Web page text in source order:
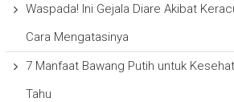
Waspada! Ini Gejala Diare Akibat
Cara Mengatasinya
7 Manfaat Bawang Putih untuk
Tahu